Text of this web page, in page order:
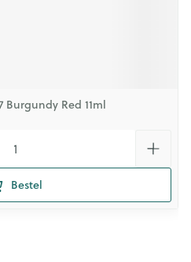
Burgundy Red 11ml
Bestel